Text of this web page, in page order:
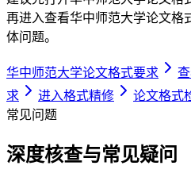
再进入查看华中师范大学论文格
体问题。
华中师范大学论文格式要求
求
进入格式精修 论文格式
常见问题
深度核查与常见疑问